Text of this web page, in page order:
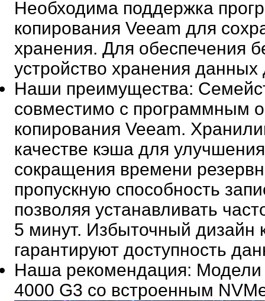
Необходима поддержка
копирования Veeam для
хранения. Для обеспечения
устройство хранения
Наши преимущества:
совместимо с программным
копирования Veeam.
качестве кэша для
сокращения времени
пропускную способность
позволяя устанавливать
5 минут. Избыточный дизайн
гарантируют доступность
Наша рекомендация: Модели
4000 G3 со встроенным